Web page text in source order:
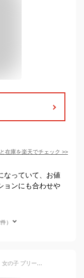
在庫を楽天でチェック >>
なっていて、お値
ョンにも合わせや
）
チュールスカート キッズ ロングスカート 女の子 プリーツスカート Aライン ウエストゴム 子供服 カジュアル 通園通学 発表会 結婚式春 秋 冬 110 120 130 140 150 160 170